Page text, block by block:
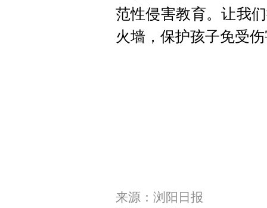
范性侵害教育。让我
火墙，保护孩子免受
来源：浏阳日报